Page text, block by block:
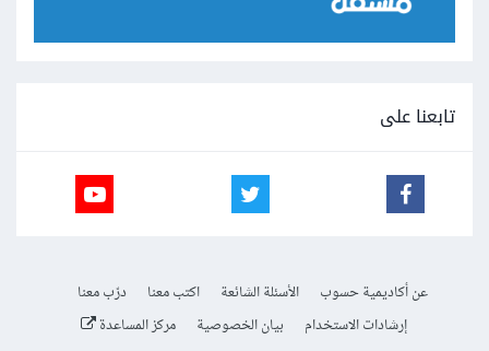
تابعنا على
عن أكاديمية حسوب الأسئلة الشائعة اكتب معنا
درّب معنا
إرشادات الاستخدام
بيان الخصوصية مركز المساعدة